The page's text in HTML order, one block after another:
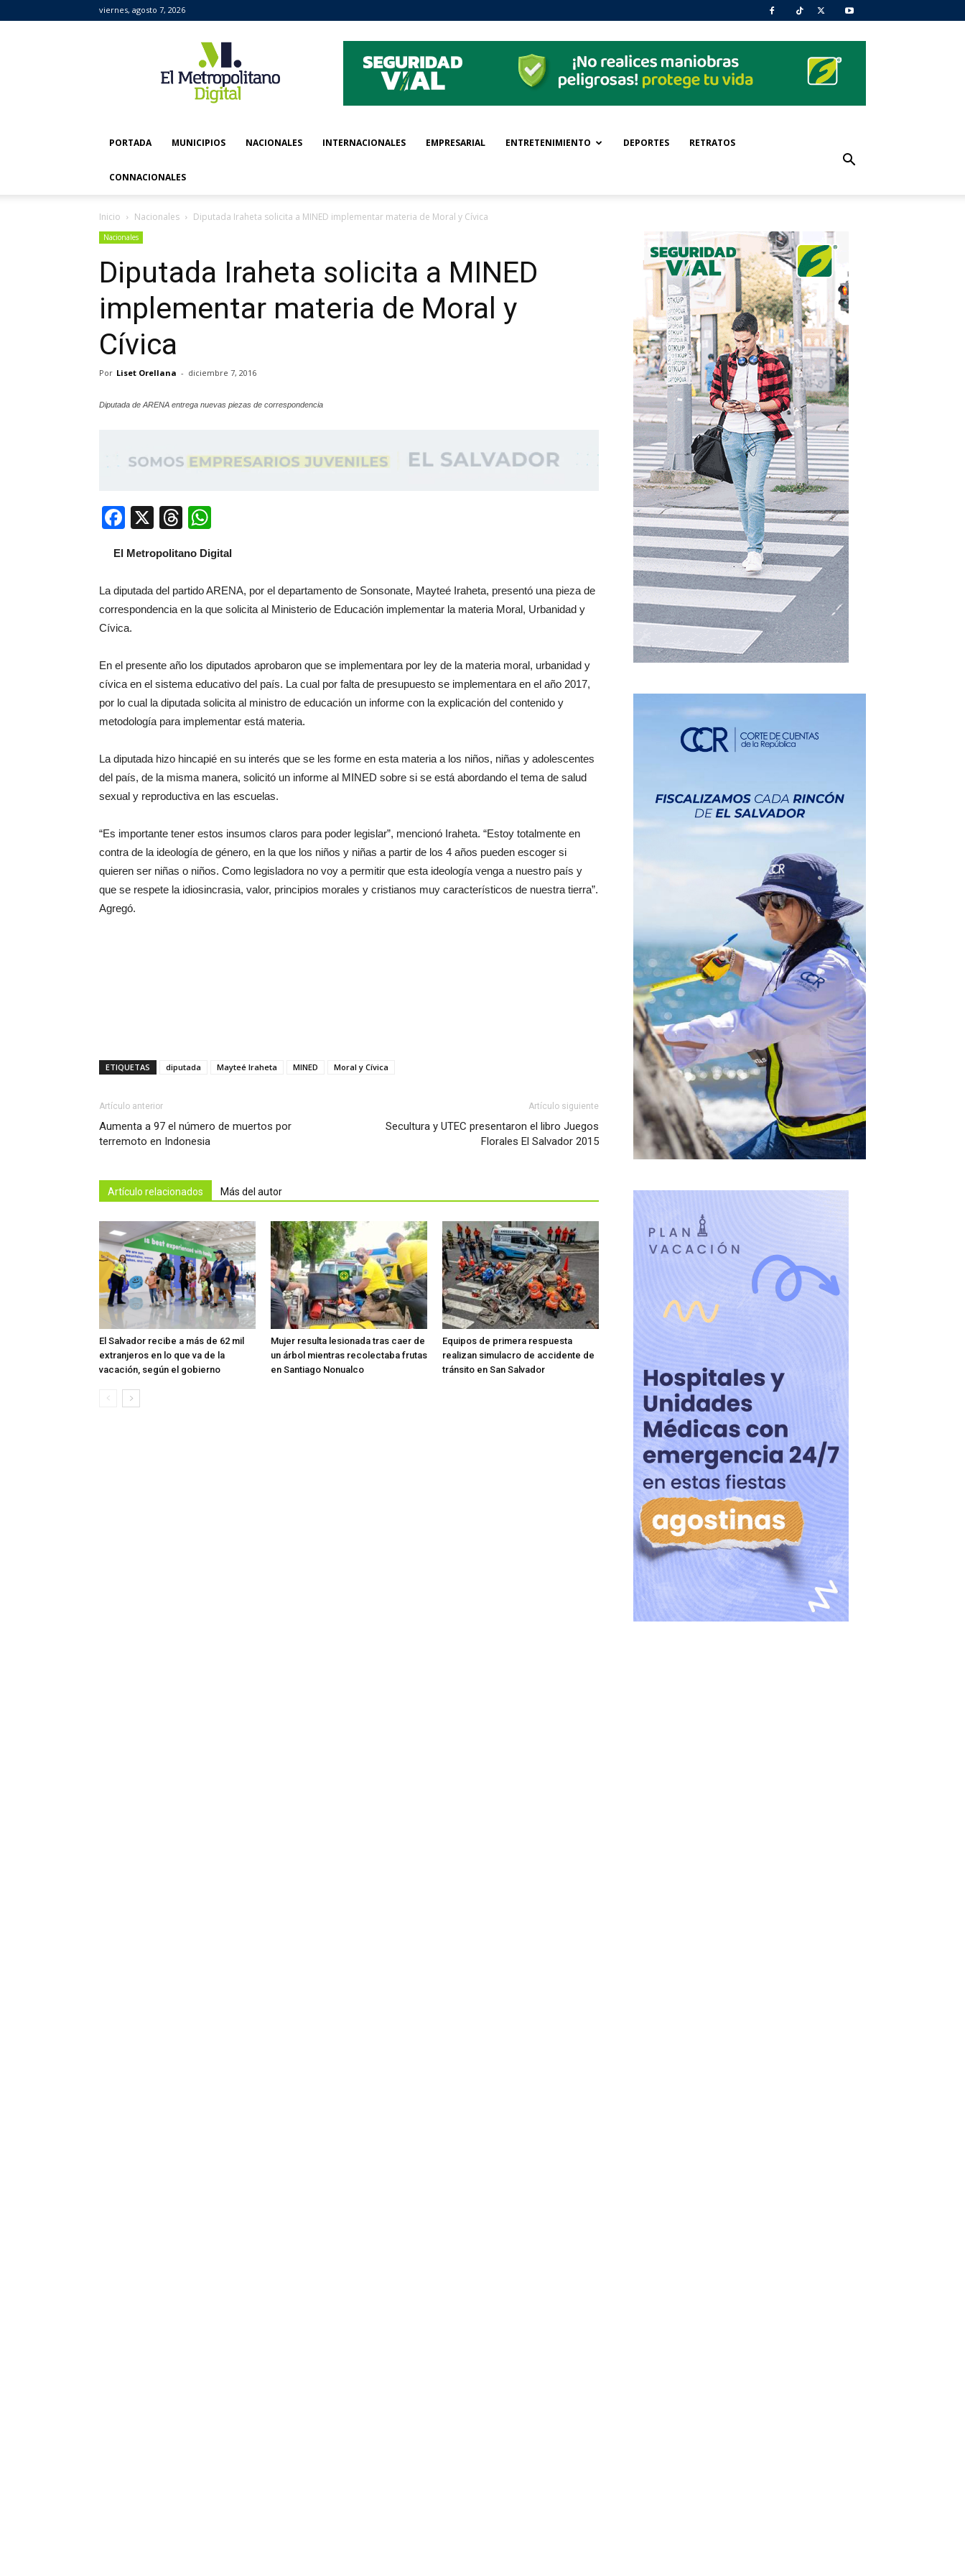
viernes, agosto 7, 2026
Metropolitano
Digital
PORTADA MUNICIPIOS NACIONALES INTERNACIONALES EMPRESARIAL ENTRETENIMIENTO DEPORTES RETRATOS
CONNACIONALES
Inicio Nacionales Diputada Iraheta solicita a MINED implementar materia de Moral y Cívica
Nacionales
Diputada Iraheta solicita a MINED
implementar materia de Moral y
Cívica
Por Liset Orellana - diciembre 7, 2016
Diputada de ARENA entrega nuevas piezas de correspondencia
Facebook
X Threads
El Metropolitano Digital
La diputada del partido ARENA, por el departamento de Sonsonate, Mayteé Iraheta, presentó una pieza de
correspondencia en la que solicita al Ministerio de Educación implementar la materia Moral, Urbanidad y
Cívica.
En el presente año los diputados aprobaron que se implementara por ley de la materia moral, urbanidad y
cívica en el sistema educativo del país. La cual por falta de presupuesto se implementara en el año 2017,
por lo cual la diputada solicita al ministro de educación un informe con la explicación del contenido y
metodología para implementar está materia.
La diputada hizo hincapié en su interés que se les forme en esta materia a los niños, niñas y adolescentes
del país, de la misma manera, solicitó un informe al MINED sobre si se está abordando el tema de salud
sexual y reproductiva en las escuelas.
“Es importante tener estos insumos claros para poder legislar”, mencionó Iraheta. “Estoy totalmente en
contra de la ideología de género, en la que los niños y niñas a partir de los 4 años pueden escoger si
quieren ser niñas o niños. Como legisladora no voy a permitir que esta ideología venga a nuestro país y
que se respete la idiosincrasia, valor, principios morales y cristianos muy característicos de nuestra tierra”.
Agregó.
ETIQUETAS diputada Mayteé Iraheta MINED Moral y Cívica
Artículo anterior
Aumenta a 97 el número de muertos por
terremoto en Indonesia
Artículo siguiente
Secultura y UTEC presentaron el libro Juegos
Florales El Salvador 2015
Artículo relacionados Más del autor
El Salvador recibe a más de 62 mil
extranjeros en lo que va de la
vacación, según el gobierno
Mujer resulta lesionada tras caer de
un árbol mientras recolectaba frutas
en Santiago Nonualco
Equipos de primera respuesta
realizan simulacro de accidente de
tránsito en San Salvador